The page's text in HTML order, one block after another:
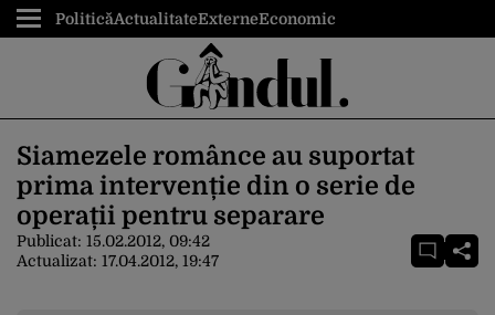
PoliticăActualitateExterneEconomic
Siamezele românce au suportat
prima intervenție din o serie de
operații pentru separare
Publicat: 15.02.2012, 09:42
Actualizat: 17.04.2012, 19:47